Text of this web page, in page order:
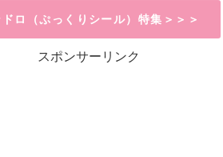
ドロ（ぷっくりシール）特集＞＞＞
スポンサーリンク